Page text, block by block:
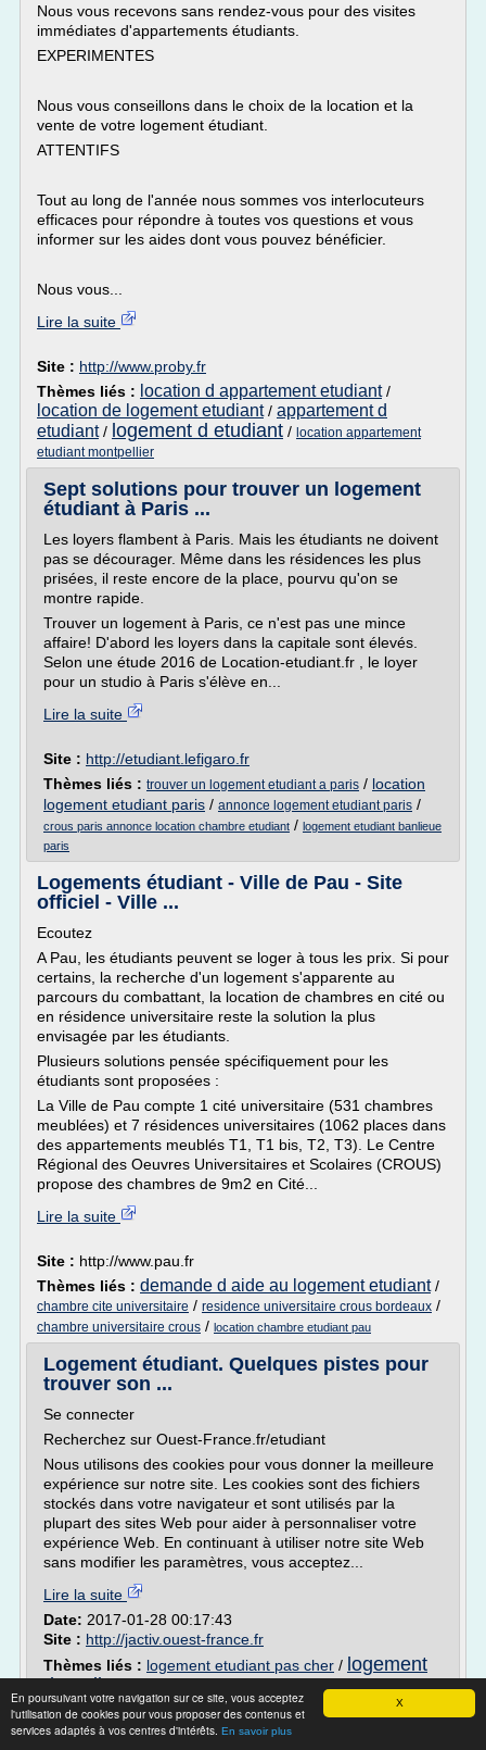
X
En poursuivant votre navigation sur ce site, vous acceptez
l'utilisation de cookies pour vous proposer des contenus et
services adaptés à vos centres d'intérêts. En savoir plus
Nous vous recevons sans rendez-vous pour des visites
immédiates d'appartements étudiants.
EXPERIMENTES
Nous vous conseillons dans le choix de la location et la
vente de votre logement étudiant.
ATTENTIFS
Tout au long de l'année nous sommes vos interlocuteurs
efficaces pour répondre à toutes vos questions et vous
informer sur les aides dont vous pouvez bénéficier.
Nous vous...
Lire la suite
Site : http://www.proby.fr
Thèmes liés : location d appartement etudiant/
location de logement etudiant/ appartement d
etudiant/ logement d etudiant / location appartement
etudiant montpellier
Sept solutions pour trouver un logement
étudiant à Paris ...
Les loyers flambent à Paris. Mais les étudiants ne doivent
pas se décourager. Même dans les résidences les plus
prisées, il reste encore de la place, pourvu qu'on se
montre rapide.
Trouver un logement à Paris, ce n'est pas une mince
affaire! D'abord les loyers dans la capitale sont élevés.
Selon une étude 2016 de Location-etudiant.fr , le loyer
pour un studio à Paris s'élève en...
Lire la suite
Site : http://etudiant.lefigaro.fr
Thèmes liés : trouver un logement etudiant a paris / location
logement etudiant paris / annonce logement etudiant paris /
crous paris annonce location chambre etudiant / logement etudiant banlieue
paris
Logements étudiant - Ville de Pau - Site
officiel - Ville ...
Ecoutez
A Pau, les étudiants peuvent se loger à tous les prix. Si pour
certains, la recherche d'un logement s'apparente au
parcours du combattant, la location de chambres en cité ou
en résidence universitaire reste la solution la plus
envisagée par les étudiants.
Plusieurs solutions pensée spécifiquement pour les
étudiants sont proposées :
La Ville de Pau compte 1 cité universitaire (531 chambres
meublées) et 7 résidences universitaires (1062 places dans
des appartements meublés T1, T1 bis, T2, T3). Le Centre
Régional des Oeuvres Universitaires et Scolaires (CROUS)
propose des chambres de 9m2 en Cité...
Lire la suite
Site : http://www.pau.fr
Thèmes liés : demande d aide au logement etudiant/
chambre cite universitaire / residence universitaire crous bordeaux /
chambre universitaire crous / location chambre etudiant pau
Logement étudiant. Quelques pistes pour
trouver son ...
Se connecter
Recherchez sur Ouest-France.fr/etudiant
Nous utilisons des cookies pour vous donner la meilleure
expérience sur notre site. Les cookies sont des fichiers
stockés dans votre navigateur et sont utilisés par la
plupart des sites Web pour aider à personnaliser votre
expérience Web. En continuant à utiliser notre site Web
sans modifier les paramètres, vous acceptez...
Lire la suite
Date: 2017-01-28 00:17:43
Site : http://jactiv.ouest-france.fr
Thèmes liés : logement etudiant pas cher / logement
d etudiant
recherche chambre d etudiant/chambre d
etudiant a louer/prix d une chambre d etudiant
Logement - Université de Bordeaux